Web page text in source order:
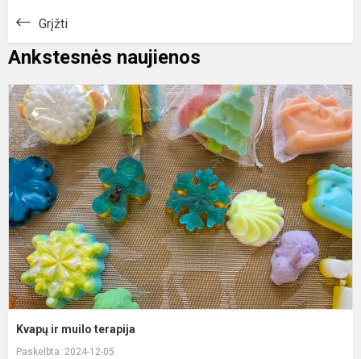
Grįžti
Ankstesnės naujienos
Kvapų ir muilo terapija
Paskelbta: 2024-12-05